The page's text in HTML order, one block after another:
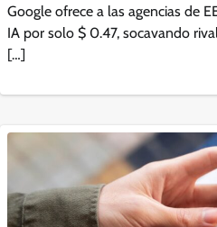
Google ofrece a las agencias de
IA por solo $ 0.47, socavando
[…]